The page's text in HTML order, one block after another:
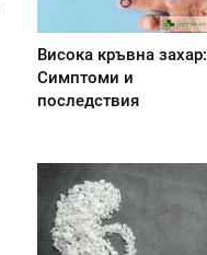
Висока кръвна захар:
Симптоми и
последствия